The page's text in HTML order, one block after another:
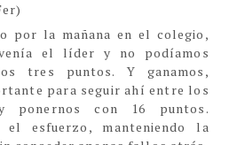
por la mañana en el colegio,
el líder y no podíamos
tres puntos. Y ganamos,
para seguir ahí entre los
ponernos con 16 puntos.
el esfuerzo, manteniendo la